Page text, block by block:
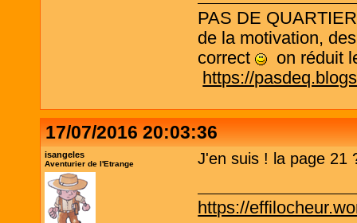
PAS DE
de la motivation,
correct
on réduit
https://
17/07/2016 20:03:36
isangeles
Aventurier de l'Etrange J'en suis ! la page 21
https://